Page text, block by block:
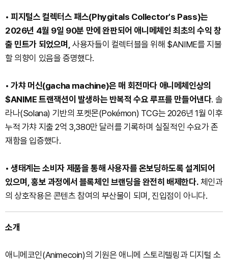
•피지털스 컬렉터스 패스(Phygitals Collector's Pass)는
2026년 4월 9일 90분 만에 완판되어 애니메체인 최초의 수익 창
출 민트가 되었으며, 사용자들이 컬렉터블을 위해 $ANIME를 지불
할 의향이 있음을 증명했다.
•가챠 머신(gacha machine)은 매 회전마다 애니메체인상의
$ANIME 트랜잭션이 발생하는 반복적 수요 루프를 만들어낸다. 솔
라나(Solana) 기반의 포켓몬(Pokémon) TCG는 2026년 1월 이후
누적 가챠 지출 2억 3,380만 달러를 기록하며 실질적인 수요가 존
재함을 입증했다.
•생태계는 소비자 제품을 통해 사용자를 온보딩하도록 설계되어
있으며, 홍보 과정에서 블록체인 브랜딩을 완전히 배제한다. 체인과
의 상호작용은 콘텐츠 참여의 부산물이 되며, 진입점이 아니다.
소개
애니메코인(Animecoin)의 기원은 애니메 스토리텔링과 디지털 소